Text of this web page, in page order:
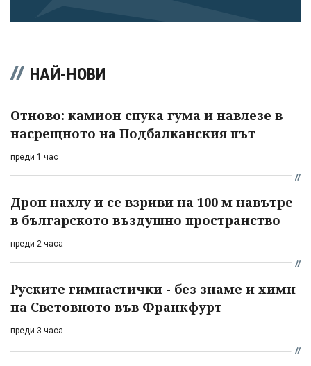
НАЙ-НОВИ
Отново: камион спука гума и навлезе в
насрещното на Подбалканския път
преди 1 час
Дрон нахлу и се взриви на 100 м навътре
в българското въздушно пространство
преди 2 часа
Руските гимнастички - без знаме и химн
на Световното във Франкфурт
преди 3 часа